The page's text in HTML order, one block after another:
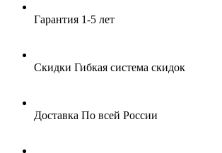
Гарантия 1-5 лет
Скидки Гибкая система скидок
Доставка По всей России